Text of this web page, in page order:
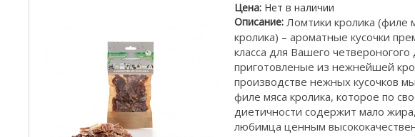
Цена: Нет в наличии
Описание: Ломтики кролика (филе
кролика) – ароматные кусочки
класса для Вашего четвероногого
приготовленые из нежнейшей
производстве нежных кусочков
филе мяса кролика, которое по
диетичности содержит мало
любимца ценным